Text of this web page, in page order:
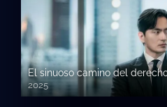
2025